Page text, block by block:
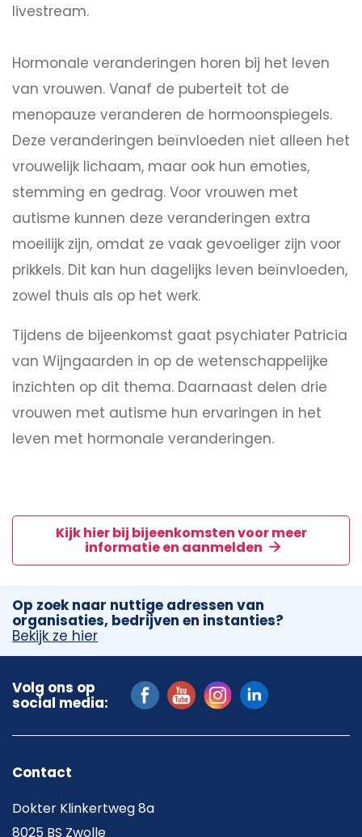
livestream.
Hormonale veranderingen horen bij het leven
van vrouwen. Vanaf de puberteit tot de
menopauze veranderen de hormoonspiegels.
Deze veranderingen beïnvloeden niet alleen het
vrouwelijk lichaam, maar ook hun emoties,
stemming en gedrag. Voor vrouwen met
autisme kunnen deze veranderingen extra
moeilijk zijn, omdat ze vaak gevoeliger zijn voor
prikkels. Dit kan hun dagelijks leven beïnvloeden,
zowel thuis als op het werk.
Tijdens de bijeenkomst gaat psychiater Patricia
van Wijngaarden in op de wetenschappelijke
inzichten op dit thema. Daarnaast delen drie
vrouwen met autisme hun ervaringen in het
leven met hormonale veranderingen.
Kijk hier bij bijeenkomsten voor meer
informatie en aanmelden
Op zoek naar nuttige adressen van
organisaties, bedrijven en instanties?
Bekijk ze hier
Volg ons op
social media:
Contact
Dokter Klinkertweg 8a
8025 BS Zwolle